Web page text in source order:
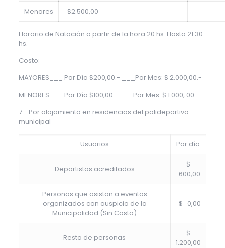
Menores $2.500,00
Horario de Natación a partir de la hora 20 hs. Hasta 21:30
hs.
Costo:
MAYORES___ Por Día $200,00.- ___Por Mes: $ 2.000,00.-
MENORES___ Por Día $100,00.- ___Por Mes: $ 1.000, 00.-
7- Por alojamiento en residencias del polideportivo
municipal
Usuarios Por día
Deportistas acreditados
$
600,00
Personas que asistan a eventos
organizados con auspicio de la
Municipalidad (Sin Costo)
$ 0,00
Resto de personas
$
1.200,00